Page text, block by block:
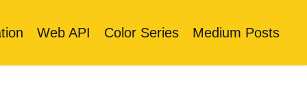
Web API Color Series Medium Posts